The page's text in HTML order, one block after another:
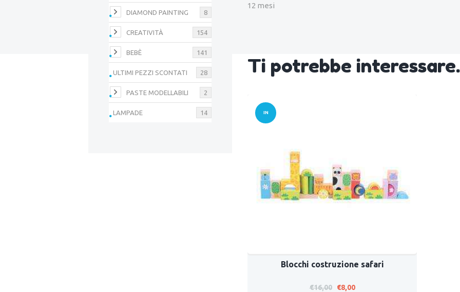
12 mesi
Ti potrebbe
IN
Blocchi costruzione safari
€16,00
Il
€8,00Il
DIAMOND PAINTING 8
CREATIVITÀ 154
BEBÈ 141
ULTIMI PEZZI SCONTATI 28
PASTE MODELLABILI 2
LAMPADE 14